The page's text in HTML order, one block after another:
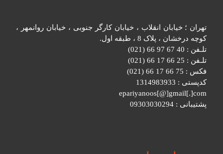
تهران ؛ خیابان انقلاب ، خیابان کارگر جنوبی ، خیابان روانمهر ،
کوچه درخشان ، پلاک 8 ، طبقه اول.
تلـفن : 40 67 97 66 (021)
تلـفن : 25 66 17 66 (021)
فکس : 75 66 17 66 (021)
کدپستی : 1314983933
epariyanoos[@]gmail[.]com
پشتیبانی : 09303030294